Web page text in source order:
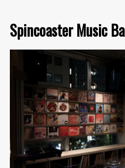
Spincoaster Music